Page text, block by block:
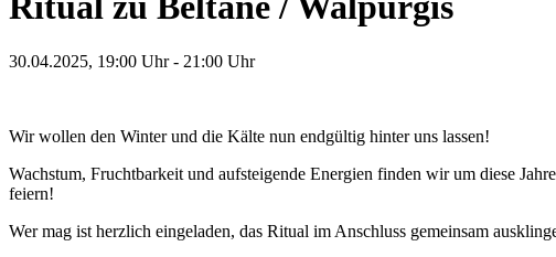
30.04.2025, 19:00 Uhr - 21:00 Uhr
Wir wollen den Winter und die Kälte nun endgültig hinter uns lassen!
Wachstum, Fruchtbarkeit und aufsteigende Energien finden wir um diese
feiern!
Wer mag ist herzlich eingeladen, das Ritual im Anschluss gemeinsam